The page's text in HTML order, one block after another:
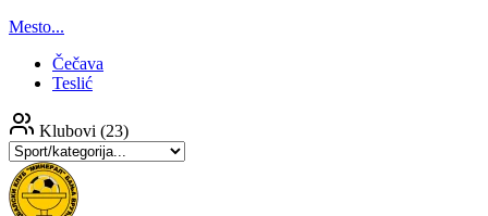
Mesto...
Čečava
Teslić
Klubovi (23)